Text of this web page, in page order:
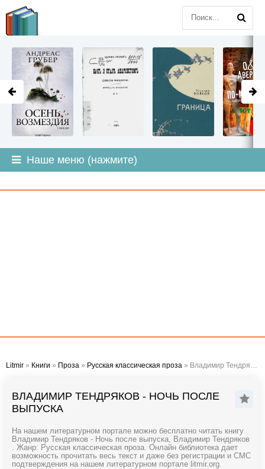
Наше меню (нажмите)
Litmir » Книги » Проза » Русская классическая проза » Владимир Тендряков - Ночь после выпуска
ВЛАДИМИР ТЕНДРЯКОВ - НОЧЬ ПОСЛЕ
ВЫПУСКА
На нашем литературном портале можно бесплатно читать книгу
Владимир Тендряков - Ночь после выпуска, Владимир Тендряков
. Жанр: Русская классическая проза. Онлайн библиотека дает
возможность прочитать весь текст и даже без регистрации и СМС
подтверждения на нашем литературном портале litmir.org.
LITMIR.ORG